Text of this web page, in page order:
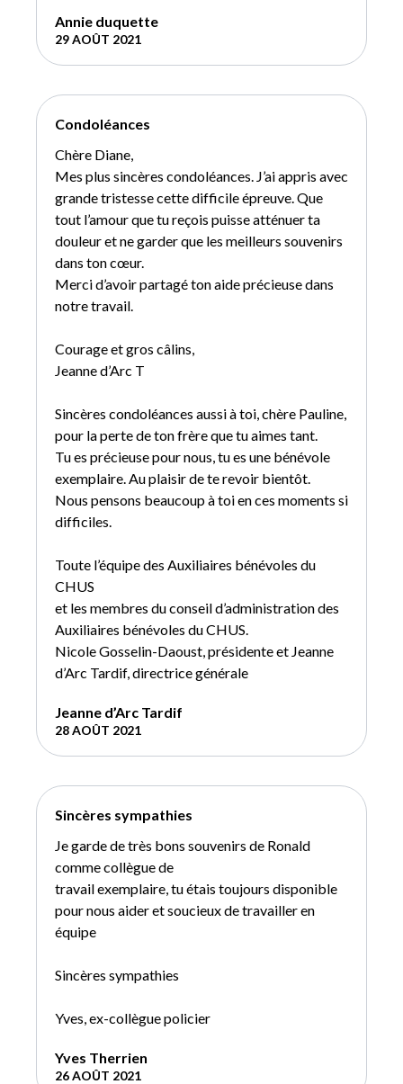
Annie duquette
29 AOÛT 2021
Condoléances
Chère Diane,
Mes plus sincères condoléances. J’ai appris avec
grande tristesse cette difficile épreuve. Que
tout l’amour que tu reçois puisse atténuer ta
douleur et ne garder que les meilleurs souvenirs
dans ton cœur.
Merci d’avoir partagé ton aide précieuse dans
notre travail.
Courage et gros câlins,
Jeanne d’Arc T
Sincères condoléances aussi à toi, chère Pauline,
pour la perte de ton frère que tu aimes tant.
Tu es précieuse pour nous, tu es une bénévole
exemplaire. Au plaisir de te revoir bientôt.
Nous pensons beaucoup à toi en ces moments si
difficiles.
Toute l’équipe des Auxiliaires bénévoles du
CHUS
et les membres du conseil d’administration des
Auxiliaires bénévoles du CHUS.
Nicole Gosselin-Daoust, présidente et Jeanne
d’Arc Tardif, directrice générale
Jeanne d’Arc Tardif
28 AOÛT 2021
Sincères sympathies
Je garde de très bons souvenirs de Ronald
comme collègue de
travail exemplaire, tu étais toujours disponible
pour nous aider et soucieux de travailler en
équipe
Sincères sympathies
Yves, ex-collègue policier
Yves Therrien
26 AOÛT 2021